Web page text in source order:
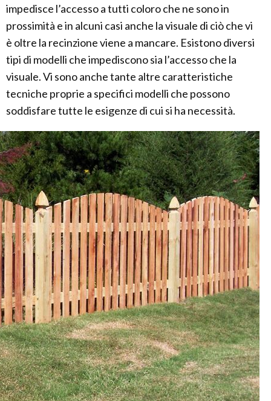
impedisce l’accesso a tutti coloro che ne sono in
prossimità e in alcuni casi anche la visuale di ciò che vi
è oltre la recinzione viene a mancare. Esistono diversi
tipi di modelli che impediscono sia l’accesso che la
visuale. Vi sono anche tante altre caratteristiche
tecniche proprie a specifici modelli che possono
soddisfare tutte le esigenze di cui si ha necessità.